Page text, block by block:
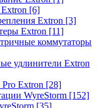
[6]
Extron [3]
Extron [11]
коммутаторы
удлинители Extron
Extron [28]
WyreStorm [152]
[35]